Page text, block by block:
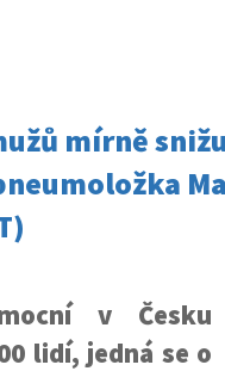
mírně
v Česku
lidí, jedná se o